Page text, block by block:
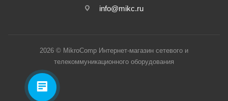
info@mikc.ru
2026 © MikroComp Интернет-магазин сетевого и
телекоммуникационного оборудования